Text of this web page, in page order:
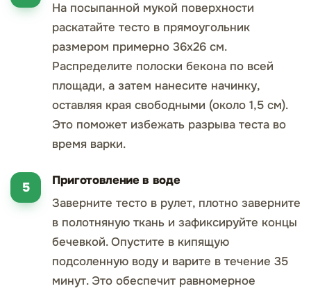
На посыпанной мукой поверхности
раскатайте тесто в прямоугольник
размером примерно 36x26 см.
Распределите полоски бекона по всей
площади, а затем нанесите начинку,
оставляя края свободными (около 1,5 см).
Это поможет избежать разрыва теста во
время варки.
Приготовление в воде
Заверните тесто в рулет, плотно заверните
в полотняную ткань и зафиксируйте концы
бечевкой. Опустите в кипящую
подсоленную воду и варите в течение 35
минут. Это обеспечит равномерное